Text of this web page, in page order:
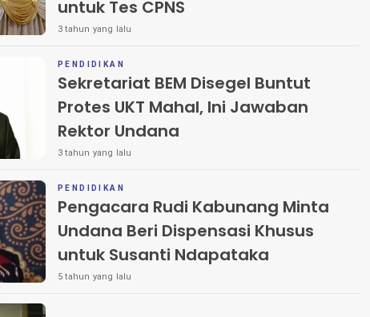
untuk Tes CPNS
3 tahun yang lalu
PENDIDIKAN
Sekretariat BEM Disegel Buntut
Protes UKT Mahal, Ini Jawaban
Rektor Undana
3 tahun yang lalu
PENDIDIKAN
Pengacara Rudi Kabunang Minta
Undana Beri Dispensasi Khusus
untuk Susanti Ndapataka
5 tahun yang lalu